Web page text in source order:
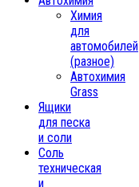
Химия
для
автомобилей
(разное)
Автохимия
Grass
Ящики
для песка
и соли
Соль
техническая
и